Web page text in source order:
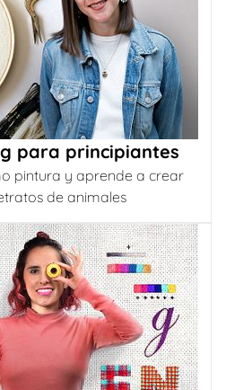
para principiantes
pintura y aprende a crear
de animales